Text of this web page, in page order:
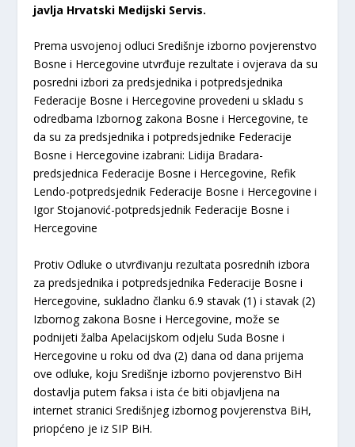
javlja Hrvatski Medijski Servis.
Prema usvojenoj odluci Središnje izborno povjerenstvo
Bosne i Hercegovine utvrđuje rezultate i ovjerava da su
posredni izbori za predsjednika i potpredsjednika
Federacije Bosne i Hercegovine provedeni u skladu s
odredbama Izbornog zakona Bosne i Hercegovine, te
da su za predsjednika i potpredsjednike Federacije
Bosne i Hercegovine izabrani: Lidija Bradara-
predsjednica Federacije Bosne i Hercegovine, Refik
Lendo-potpredsjednik Federacije Bosne i Hercegovine i
Igor Stojanović-potpredsjednik Federacije Bosne i
Hercegovine
Protiv Odluke o utvrđivanju rezultata posrednih izbora
za predsjednika i potpredsjednika Federacije Bosne i
Hercegovine, sukladno članku 6.9 stavak (1) i stavak (2)
Izbornog zakona Bosne i Hercegovine, može se
podnijeti žalba Apelacijskom odjelu Suda Bosne i
Hercegovine u roku od dva (2) dana od dana prijema
ove odluke, koju Središnje izborno povjerenstvo BiH
dostavlja putem faksa i ista će biti objavljena na
internet stranici Središnjeg izbornog povjerenstva BiH,
priopćeno je iz SIP BiH.